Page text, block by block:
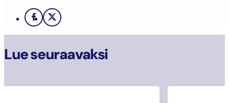
Facebook
X
Lue seuraavaksi